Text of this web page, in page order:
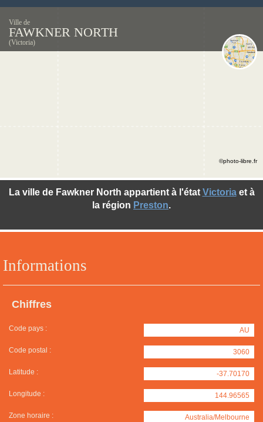
Ville de
FAWKNER NORTH
(Victoria)
Informations
Chiffres
Code pays : AU
Code postal : 3060
Latitude : -37.70170
Longitude : 144.96565
Zone horaire : Australia/Melbourne
La ville de Fawkner North appartient à l'état Victoriaet à
la région Preston.
©photo-libre.fr